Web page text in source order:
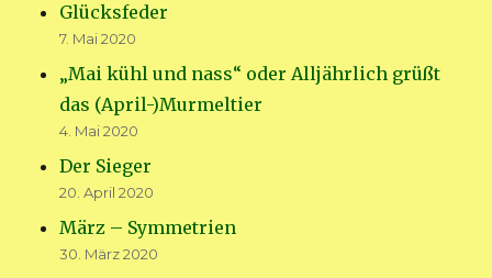
Glücksfeder
7. Mai 2020
„Mai kühl und nass“ oder Alljährlich grüßt
das (April-)Murmeltier
4. Mai 2020
Der Sieger
20. April 2020
März – Symmetrien
30. März 2020